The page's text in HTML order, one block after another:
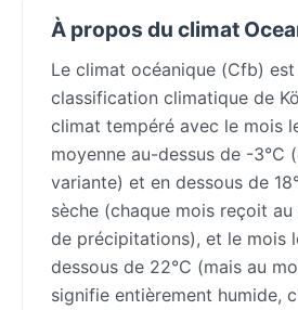
À propos du climat
Le climat océanique (Cfb)
classification climatique de
climat tempéré avec le mois
moyenne au-dessus de -3°C
variante) et en dessous de
sèche (chaque mois reçoit
de précipitations), et le mois
dessous de 22°C (mais au
signifie entièrement humide,